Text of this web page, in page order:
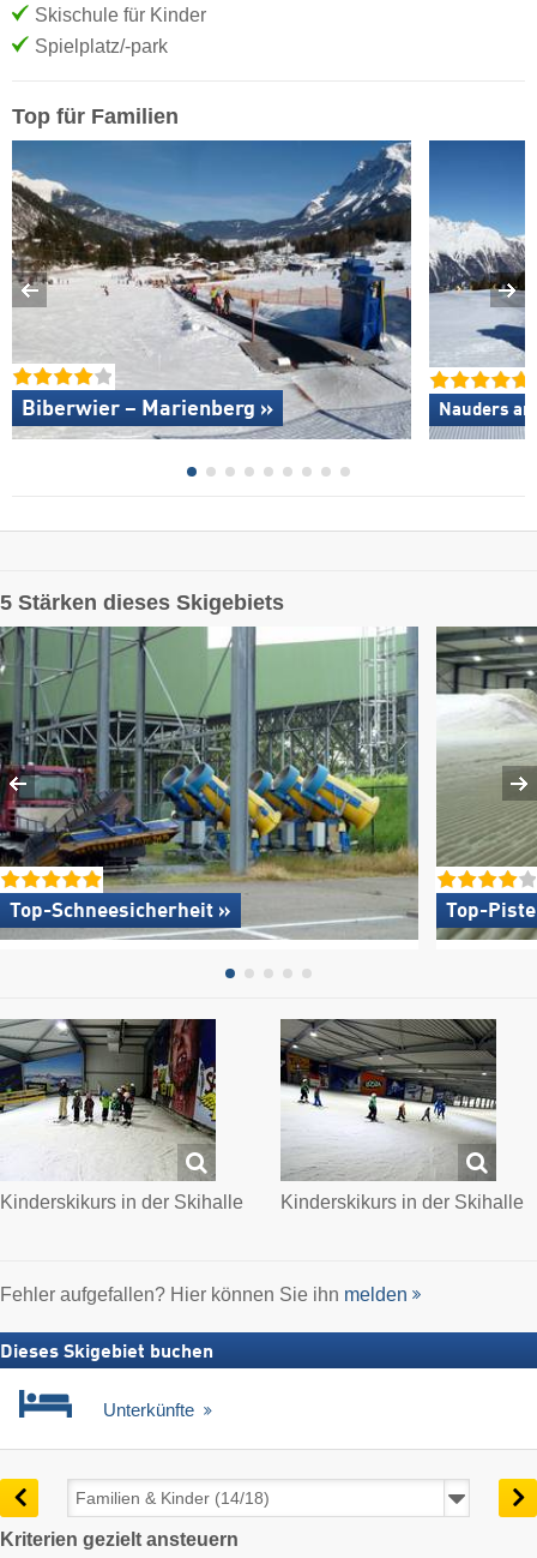
Skischule für Kinder
Spielplatz/-park
Top für Familien
Biberwier – Marienberg » Nauders
5 Stärken dieses Skigebiets
Top-Schneesicherheit » Top-
Kinderskikurs in der Skihalle Kinderskikurs in der Skihalle
Fehler aufgefallen? Hier können Sie ihn melden
Dieses Skigebiet buchen
Unterkünfte
Kriterien gezielt ansteuern